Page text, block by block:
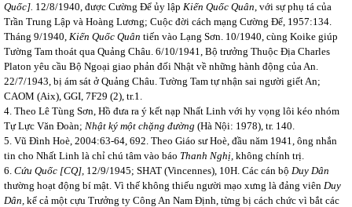
Quốc]. 12/8/1940, được Cường Để ủy lập Kiến Quốc Quân, với sự phụ tá của
Trần Trung Lập và Hoàng Lương; Cuộc đời cách mạng Cường Để, 1957:134.
Tháng 9/1940, Kiến Quốc Quân tiến vào Lạng Sơn. 10/1940, cùng Koike giúp
Tường Tam thoát qua Quảng Châu. 6/10/1941, Bộ trưởng Thuộc Địa Charles
Platon yêu cầu Bộ Ngoại giao phản đối Nhật về những hành động của An.
22/7/1943, bị ám sát ở Quảng Châu. Tường Tam tự nhận sai người giết An;
CAOM (Aix), GGI, 7F29 (2), tr.1.
4. Theo Lê Tùng Sơn, Hồ đưa ra ý kết nạp Nhất Linh với hy vọng lôi kéo nhóm
Tự Lực Văn Đoàn; Nhật ký một chặng đường (Hà Nội: 1978), tr. 140.
5. Vũ Đình Hoè, 2004:63-64, 692. Theo Giáo sư Hoè, đầu năm 1941, ông nhắn
tin cho Nhất Linh là chỉ chú tâm vào báo Thanh Nghị, không chính trị.
6. Cứu Quốc [CQ], 12/9/1945; SHAT (Vincennes), 10H. Các cán bộ Duy Dân
thường hoạt động bí mật. Vì thế không thiếu người mạo xưng là đảng viên Duy
Dân, kể cả một cựu Trưởng ty Công An Nam Định, từng bị cách chức vì bắt các